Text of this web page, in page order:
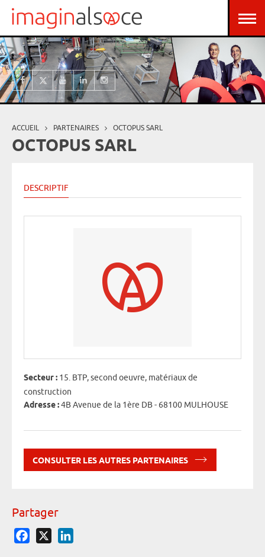
Aller au contenu principal
Vous êtes ici
ACCUEIL PARTENAIRES OCTOPUS SARL
OCTOPUS SARL
DESCRIPTIF
Secteur : 15. BTP, second oeuvre, matériaux de
construction
Adresse :4B Avenue de la 1ère DB - 68100 MULHOUSE
CONSULTER LES AUTRES PARTENAIRES
Partager
Facebook
Panneau de gestion des cookies